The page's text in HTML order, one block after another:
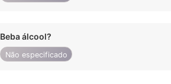
Beba álcool?
Não especificado